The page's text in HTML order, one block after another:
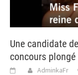
Une candidate
concours
AdminkaFr